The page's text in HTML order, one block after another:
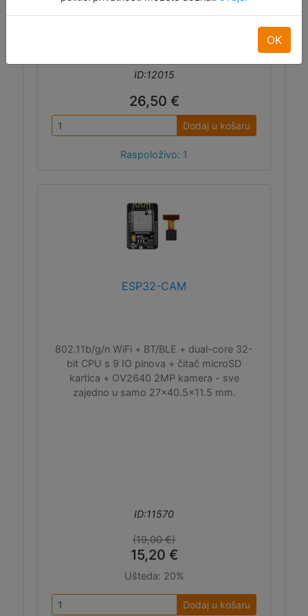
ID:12015
26,50 €
Dodaj u košaru
Raspoloživo: 1
ESP32-CAM
802.11b/g/n WiFi + BT/BLE + dual-core 32-
bit CPU s 9 IO pinova + čitač microSD
kartica + OV2640 2MP kamera - sve
zajedno u samo 27x40.5x11.5 mm.
ID:11570
(19,00 €)
15,20 €
Ušteda: 20%
Dodaj u košaru
OK